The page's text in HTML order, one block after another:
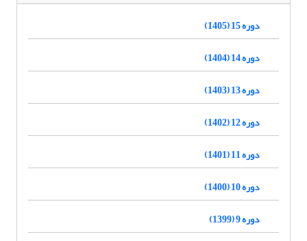
دوره 15 (1405)
دوره 14 (1404)
دوره 13 (1403)
دوره 12 (1402)
دوره 11 (1401)
دوره 10 (1400)
دوره 9 (1399)